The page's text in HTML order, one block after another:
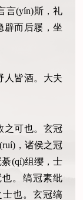
言(yín)斯，礼
辟而后屦，坐
人皆酒。大夫
之可也。玄冠
，诸侯之冠
(qí)组缨，士
。缟冠素纰
士也。玄冠缟